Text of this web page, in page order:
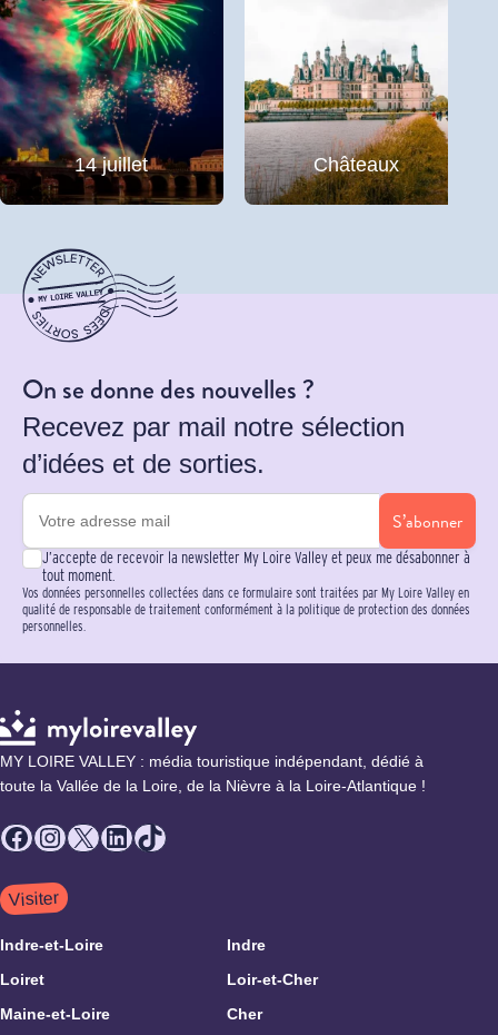
14 juillet Châteaux
On se donne des nouvelles ?
Recevez par mail notre sélection
d’idées et de sorties.
S’abonner
J’accepte de recevoir la newsletter My Loire Valley et peux me désabonner à
tout moment.
Vos données personnelles collectées dans ce formulaire sont traitées par My Loire Valley en
qualité de responsable de traitement conformément à la politique de protection des données
personnelles.
MY LOIRE VALLEY : média touristique indépendant, dédié à
toute la Vallée de la Loire, de la Nièvre à la Loire-Atlantique !
Facebook
Instagram
X LinkedIn
TikTok
Visiter
Indre-et-Loire
Indre
Loiret
Loir-et-Cher
Maine-et-Loire
Cher